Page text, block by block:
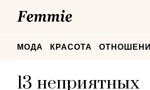
МОДА КРАСОТА
13 неприятных